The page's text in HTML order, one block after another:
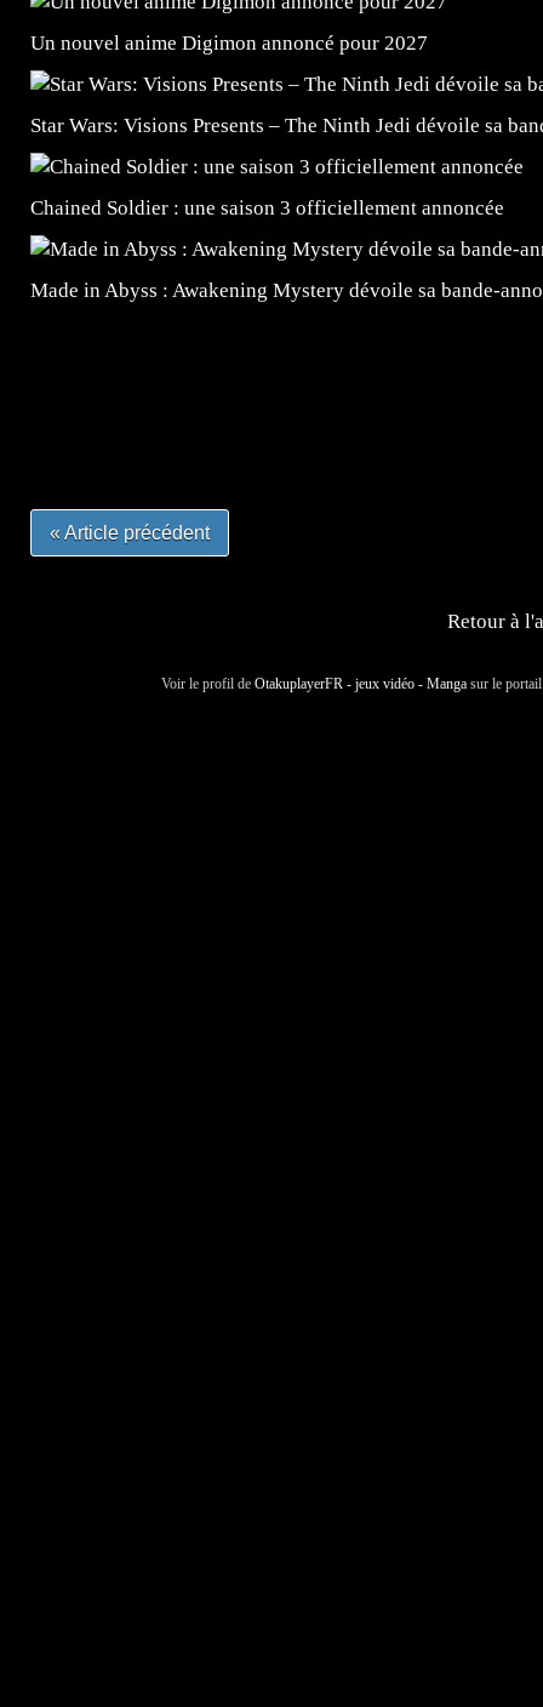
Un nouvel anime Digimon annoncé pour 2027
Star Wars: Visions Presents – The Ninth Jedi dévoile sa
Chained Soldier : une saison 3 officiellement annoncée
Made in Abyss : Awakening Mystery dévoile sa bande-
« Article précédent
Retour à
Voir le profil de OtakuplayerFR - jeux vidéo - Manga sur le